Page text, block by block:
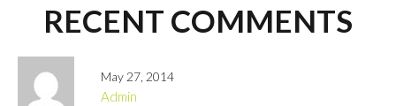
RECENT COMMENTS
May 27, 2014
admin